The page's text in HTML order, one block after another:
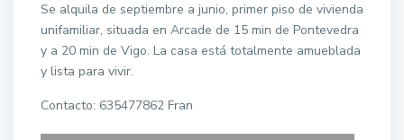
Se alquila de septiembre a junio, primer piso de vivienda
unifamiliar, situada en Arcade de 15 min de Pontevedra
y a 20 min de Vigo. La casa está totalmente amueblada
y lista para vivir.
Contacto: 635477862 Fran